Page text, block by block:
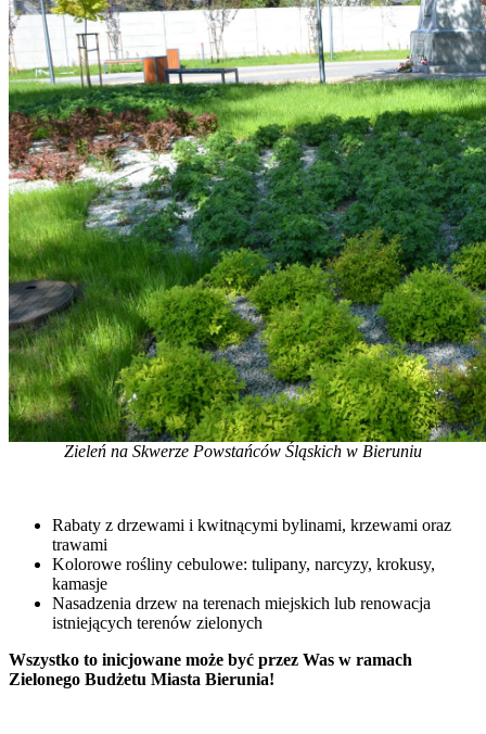
Zieleń na Skwerze Powstańców Śląskich w Bieruniu
Rabaty z drzewami i kwitnącymi bylinami, krzewami oraz
trawami
Kolorowe rośliny cebulowe: tulipany, narcyzy, krokusy,
kamasje
Nasadzenia drzew na terenach miejskich lub renowacja
istniejących terenów zielonych
Wszystko to inicjowane może być przez Was w ramach
Zielonego Budżetu Miasta Bierunia!